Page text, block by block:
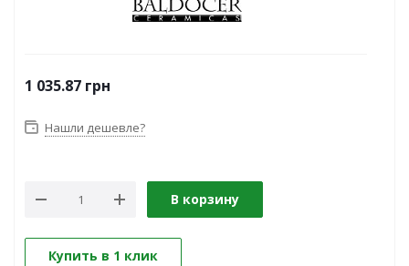
1 035.87 грн
Нашли дешевле?
В корзину
Купить в 1 клик